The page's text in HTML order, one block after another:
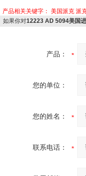
产品相关关键字： 美国派克 派
如果你对12223 AD 5094美国
产品：
您的单位：
您的姓名：
联系电话：